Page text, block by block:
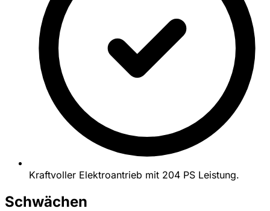
Kraftvoller Elektroantrieb mit 204 PS Leistung.
Schwächen